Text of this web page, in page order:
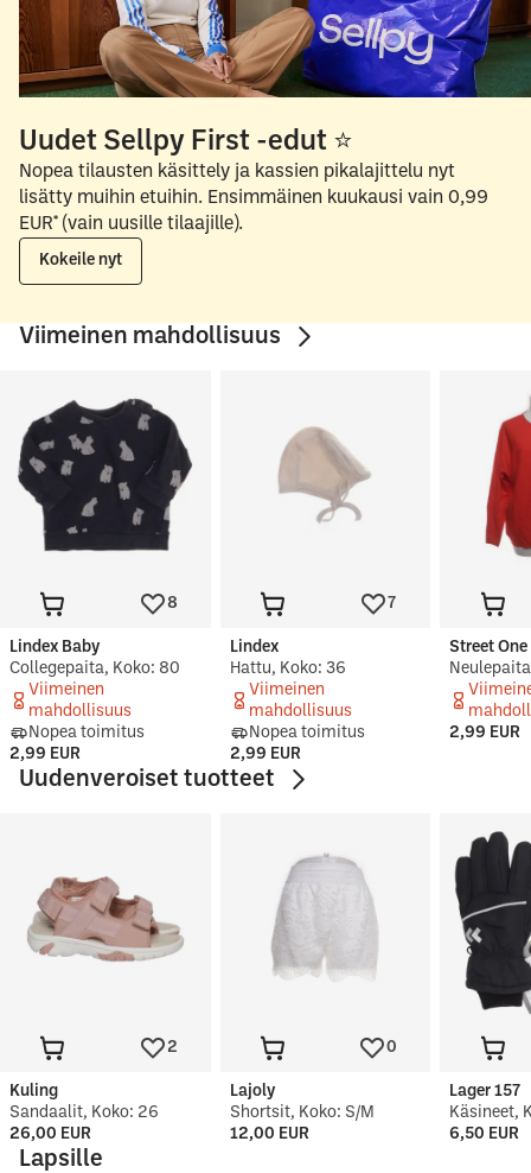
Uudet Sellpy First -edut ⭐
Nopea tilausten käsittely ja kassien pikalajittelu nyt
lisätty muihin etuihin. Ensimmäinen kuukausi vain 0,99
EUR* (vain uusille tilaajille).
Kokeile nyt
Viimeinen mahdollisuus
8
Lindex Baby
Collegepaita, Koko: 80
Viimeinen
mahdollisuus
Nopea toimitus
2,99 EUR
7
Lindex
Hattu, Koko: 36
Viimeinen
mahdollisuus
Nopea toimitus
2,99 EUR
Street One
2,99 EUR
Uudenveroiset tuotteet
2
Kuling
Sandaalit, Koko: 26
26,00 EUR
0
Lajoly
Shortsit, Koko: S/M
12,00 EUR
Lager 157
Käsineet,
6,50 EUR
Lapsille